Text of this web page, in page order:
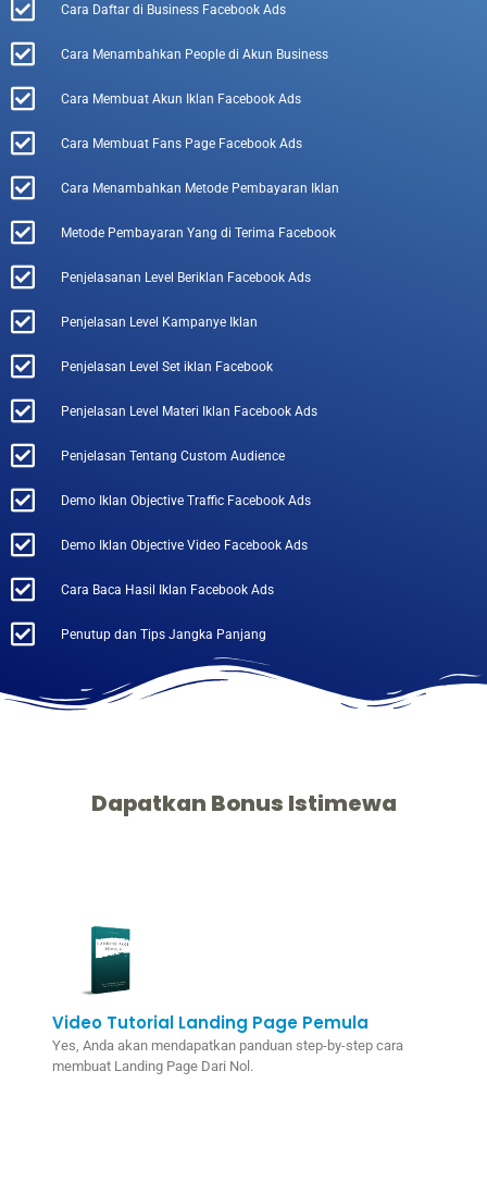
Cara Daftar di Business Facebook Ads
Cara Menambahkan People di Akun Business
Cara Membuat Akun Iklan Facebook Ads
Cara Membuat Fans Page Facebook Ads
Cara Menambahkan Metode Pembayaran Iklan
Metode Pembayaran Yang di Terima Facebook
Penjelasanan Level Beriklan Facebook Ads
Penjelasan Level Kampanye Iklan
Penjelasan Level Set iklan Facebook
Penjelasan Level Materi Iklan Facebook Ads
Penjelasan Tentang Custom Audience
Demo Iklan Objective Traffic Facebook Ads
Demo Iklan Objective Video Facebook Ads
Cara Baca Hasil Iklan Facebook Ads
Penutup dan Tips Jangka Panjang
Dapatkan Bonus Istimewa
Video Tutorial Landing Page Pemula
Yes, Anda akan mendapatkan panduan step-by-step cara
membuat Landing Page Dari Nol.